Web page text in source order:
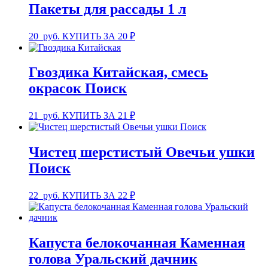
Пакеты для рассады 1 л
20 руб. КУПИТЬ ЗА 20 ₽
Гвоздика Китайская, смесь
окрасок Поиск
21 руб. КУПИТЬ ЗА 21 ₽
Чистец шерстистый Овечьи ушки
Поиск
22 руб. КУПИТЬ ЗА 22 ₽
Капуста белокочанная Каменная
голова Уральский дачник